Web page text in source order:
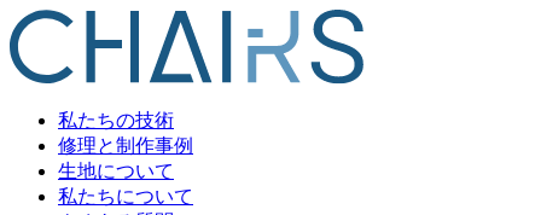
私たちの技術
修理と制作事例
生地について
私たちについて